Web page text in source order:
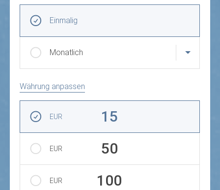
Einmalig
Monatlich
Währung anpassen
EUR 15
EUR 50
EUR 100